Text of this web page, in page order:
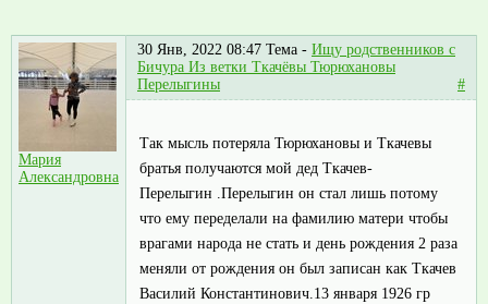
Мария
Александровна
30 Янв, 2022 08:47 Тема - Ищу родственников с
Бичура Из ветки Ткачёвы Тюрюхановы
Перелыгины
#
Так мысль потеряла Тюрюхановы и Ткачевы
братья получаются мой дед Ткачев-
Перелыгин .Перелыгин он стал лишь потому
что ему переделали на фамилию матери чтобы
врагами народа не стать и день рождения 2 раза
меняли от рождения он был записан как Ткачев
Василий Константинович.13 января 1926 гр